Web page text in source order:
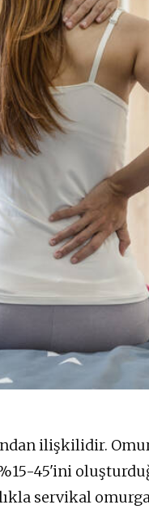
ilişkilidir.
45'ini
servikal